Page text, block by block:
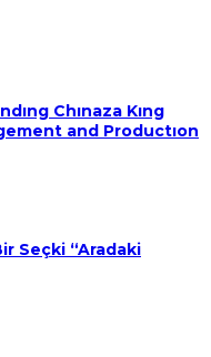
Chınaza Kıng
and Productıon
Seçki “Aradaki